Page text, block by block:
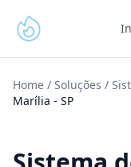
Home / Soluções /
Marília - SP